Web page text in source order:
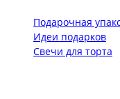
Подарочная
Идеи подарков
Свечи для торта